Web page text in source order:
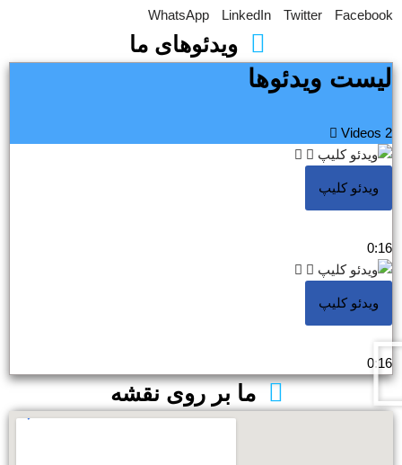
Facebook
Twitter
LinkedIn
WhatsApp
ویدئوهای ما
لیست ویدئوها
2 Videos
ویدئو کلیپ
0:16
ویدئو کلیپ
0:16
ما بر روی نقشه